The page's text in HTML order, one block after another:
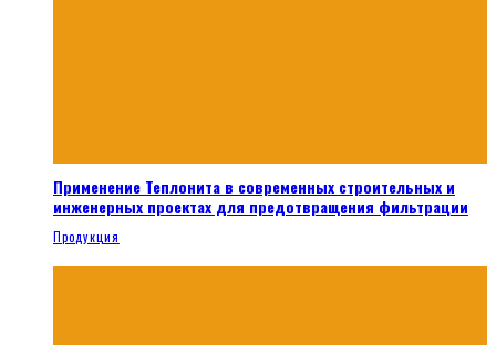
Применение Теплонита в современных строительных и
инженерных проектах для предотвращения фильтрации
Продукция